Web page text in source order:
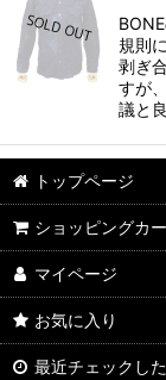
規則
剥ぎ
すが
議と
トップページ
ショッピングカ
マイページ
お気に入り
最近チェックし